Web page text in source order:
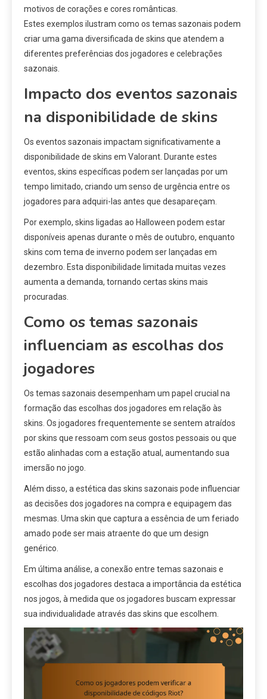
motivos de corações e cores românticas.
Estes exemplos ilustram como os temas sazonais podem
criar uma gama diversificada de skins que atendem a
diferentes preferências dos jogadores e celebrações
sazonais.
Impacto dos eventos sazonais
na disponibilidade de skins
Os eventos sazonais impactam significativamente a
disponibilidade de skins em Valorant. Durante estes
eventos, skins específicas podem ser lançadas por um
tempo limitado, criando um senso de urgência entre os
jogadores para adquiri-las antes que desapareçam.
Por exemplo, skins ligadas ao Halloween podem estar
disponíveis apenas durante o mês de outubro, enquanto
skins com tema de inverno podem ser lançadas em
dezembro. Esta disponibilidade limitada muitas vezes
aumenta a demanda, tornando certas skins mais
procuradas.
Como os temas sazonais
influenciam as escolhas dos
jogadores
Os temas sazonais desempenham um papel crucial na
formação das escolhas dos jogadores em relação às
skins. Os jogadores frequentemente se sentem atraídos
por skins que ressoam com seus gostos pessoais ou que
estão alinhadas com a estação atual, aumentando sua
imersão no jogo.
Além disso, a estética das skins sazonais pode influenciar
as decisões dos jogadores na compra e equipagem das
mesmas. Uma skin que captura a essência de um feriado
amado pode ser mais atraente do que um design
genérico.
Em última análise, a conexão entre temas sazonais e
escolhas dos jogadores destaca a importância da estética
nos jogos, à medida que os jogadores buscam expressar
sua individualidade através das skins que escolhem.